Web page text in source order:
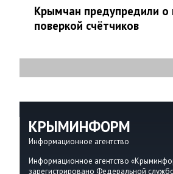
Крымчан предупредили о
поверкой счётчиков
КРЫМИНФОРМ
Информационное агентство
Информационное агентство
зарегистрировано Федеральной